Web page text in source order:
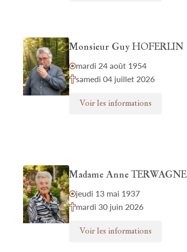
Monsieur Guy HOFERLIN
mardi 24 août 1954
samedi 04 juillet 2026
Voir les informations
Madame Anne TERWAGNE
jeudi 13 mai 1937
mardi 30 juin 2026
Voir les informations